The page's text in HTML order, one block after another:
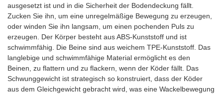
ausgesetzt ist und in die Sicherheit der Bodendeckung fällt.
Zucken Sie ihn, um eine unregelmäßige Bewegung zu erzeugen,
oder winden Sie ihn langsam, um einen pochenden Puls zu
erzeugen. Der Körper besteht aus ABS-Kunststoff und ist
schwimmfähig. Die Beine sind aus weichem TPE-Kunststoff. Das
langlebige und schwimmfähige Material ermöglicht es den
Beinen, zu flattern und zu flackern, wenn der Köder fällt. Das
Schwunggewicht ist strategisch so konstruiert, dass der Köder
aus dem Gleichgewicht gebracht wird, was eine Wackelbewegung